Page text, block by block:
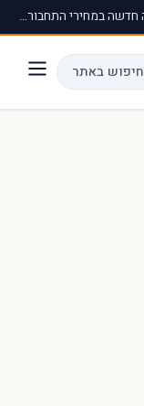
רפורמה חדשה במחירי התחבורה הציבורית תיכנס לתוקף החל מהחודש הבא ›
חיפוש באתר